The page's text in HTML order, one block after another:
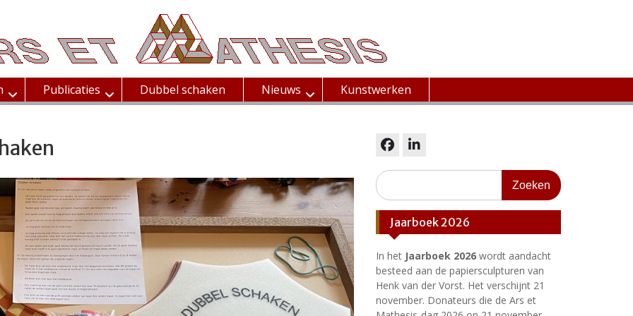
Publicaties Dubbel schaken Nieuws Kunstwerken
Zoeken
naar:
Jaarboek 2026
In het Jaarboek 2026 wordt aandacht
besteed aan de papiersculpturen van
Henk van der Vorst. Het verschijnt 21
november. Donateurs die de Ars et